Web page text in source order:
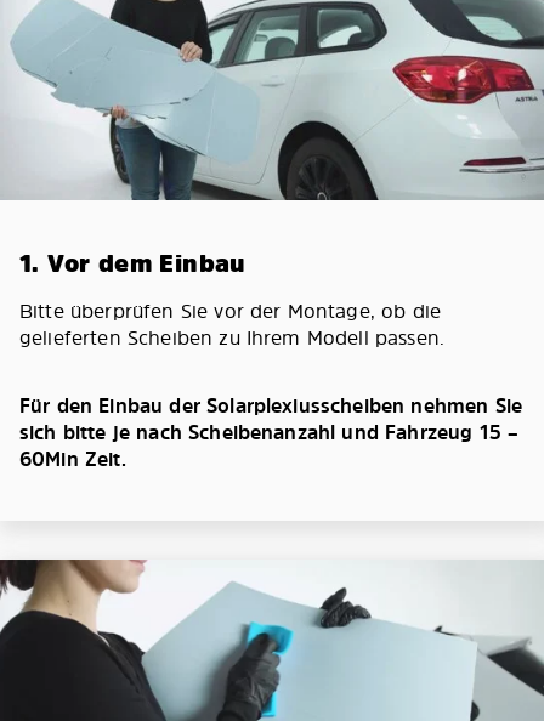
1. Vor dem Einbau
Bitte überprüfen Sie vor der Montage, ob die
gelieferten Scheiben zu Ihrem Modell passen.
Für den Einbau der Solarplexiusscheiben nehmen Sie
sich bitte je nach Scheibenanzahl und Fahrzeug 15 –
60Min Zeit.